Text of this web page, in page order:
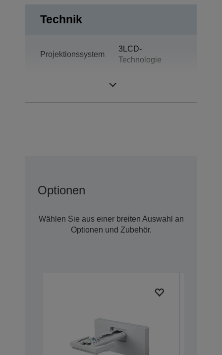
Technik
Projektionssystem
3LCD-
Technologie
Optionen
Wählen Sie aus einer breiten Auswahl an
Optionen und Zubehör.